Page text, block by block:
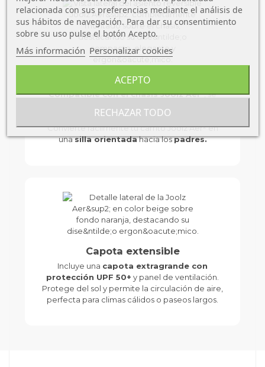
Elegancia y funcionalidad en uno
Compatible con el chasis Joolz Aer², se
diseño elegante, funcional y ultraligero.
Convierte fácilmente tu carrito Joolz Aer² en
unasilla orientadahacia lospadres.
Capota extensible
Incluye una capota extragrande con
protección UPF 50+ y panel de ventilación.
Protege del sol y permite la circulación de aire,
perfecta para climas cálidos o paseos largos.
relacionada con sus preferencias mediante el análisis de
sus hábitos de navegación. Para dar su consentimiento
sobre su uso pulse el botón Acepto.
Más información Personalizar cookies
RECHAZAR TODO
ACEPTO